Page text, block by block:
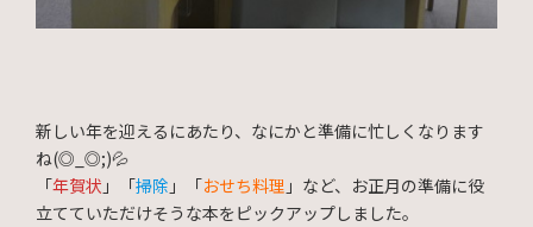
新しい年を迎えるにあたり、なにかと準備に忙しくなります
ね(◎_◎;)💦
「年賀状 」「掃除 」「おせち料理 」など、お正月の準備に役
立てていただけそうな本をピックアップしました。